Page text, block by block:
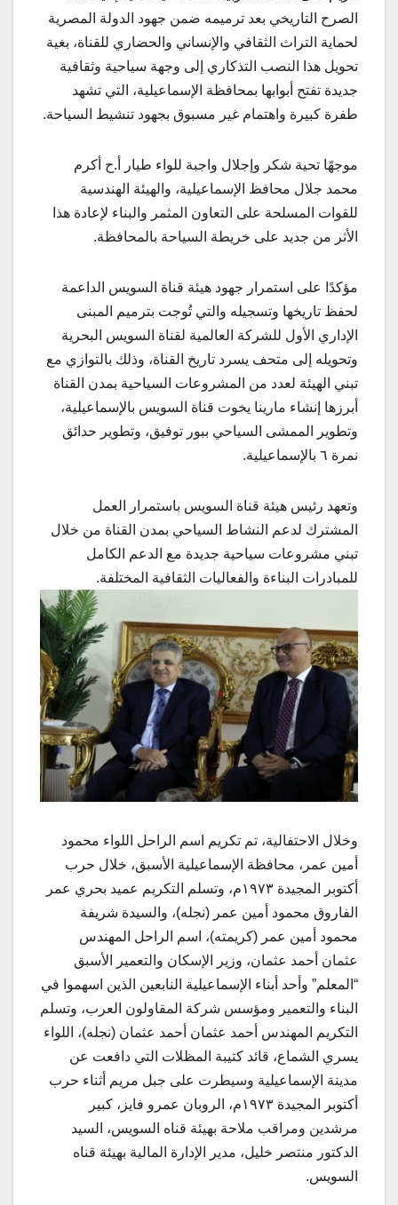
الصرح التاريخي بعد ترميمه ضمن جهود الدولة المصرية
لحماية التراث الثقافي والإنساني والحضاري للقناة، بغية
تحويل هذا النصب التذكاري إلى وجهة سياحية وثقافية
جديدة تفتح أبوابها بمحافظة الإسماعيلية، التي تشهد
طفرة كبيرة واهتمام غير مسبوق بجهود تنشيط السياحة.
موجهًا تحية شكر وإجلال واجبة للواء طيار أ.ح أكرم
محمد جلال محافظ الإسماعيلية، والهيئة الهندسية
للقوات المسلحة على التعاون المثمر والبناء لإعادة هذا
الأثر من جديد على خريطة السياحة بالمحافظة.
مؤكدًا على استمرار جهود هيئة قناة السويس الداعمة
لحفظ تاريخها وتسجيله والتي تُوجت بترميم المبنى
الإداري الأول للشركة العالمية لقناة السويس البحرية
وتحويله إلى متحف يسرد تاريخ القناة، وذلك بالتوازي مع
تبني الهيئة لعدد من المشروعات السياحية بمدن القناة
أبرزها إنشاء مارينا يخوت قناة السويس بالإسماعيلية،
وتطوير الممشى السياحي ببور توفيق، وتطوير حدائق
نمرة ٦ بالإسماعيلية.
وتعهد رئيس هيئة قناة السويس باستمرار العمل
المشترك لدعم النشاط السياحي بمدن القناة من خلال
تبني مشروعات سياحية جديدة مع الدعم الكامل
للمبادرات البناءة والفعاليات الثقافية المختلفة.
وخلال الاحتفالية، تم تكريم اسم الراحل اللواء محمود
أمين عمر، محافظة الإسماعيلية الأسبق، خلال حرب
أكتوبر المجيدة ١٩٧٣م، وتسلم التكريم عميد بحري عمر
الفاروق محمود أمين عمر (نجله)، والسيدة شريفة
محمود أمين عمر (كريمته)، اسم الراحل المهندس
عثمان أحمد عثمان، وزير الإسكان والتعمير الأسبق
“المعلم” وأحد أبناء الإسماعيلية النابعين الذين اسهموا في
البناء والتعمير ومؤسس شركة المقاولون العرب، وتسلم
التكريم المهندس أحمد عثمان أحمد عثمان (نجله)، اللواء
يسري الشماع، قائد كتيبة المظلات التي دافعت عن
مدينة الإسماعيلية وسيطرت على جبل مريم أثناء حرب
أكتوبر المجيدة ١٩٧٣م، الروبان عمرو فايز، كبير
مرشدين ومراقب ملاحة بهيئة قناه السويس، السيد
الدكتور منتصر خليل، مدير الإدارة المالية بهيئة قناه
السويس.